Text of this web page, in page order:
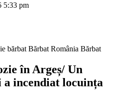
5:33 pm
în Argeș/ Un
a incendiat locuința